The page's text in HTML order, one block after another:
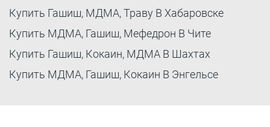
Купить Гашиш, МДМА, Траву В Хабаровске
Купить МДМА, Гашиш, Мефедрон В Чите
Купить Гашиш, Кокаин, МДМА В Шахтах
Купить МДМА, Гашиш, Кокаин В Энгельсе